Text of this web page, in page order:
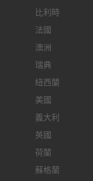
比利時
法國
澳洲
瑞典
紐西蘭
美國
義大利
英國
荷蘭
蘇格蘭